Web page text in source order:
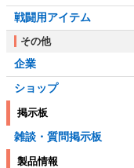
戦闘用アイテム
その他
企業
ショップ
掲示板
雑談・質問掲示板
製品情報